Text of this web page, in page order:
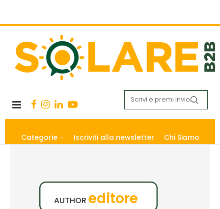
Categorie Iscriviti alla newsletter Chi Siamo
AUTHOR editore